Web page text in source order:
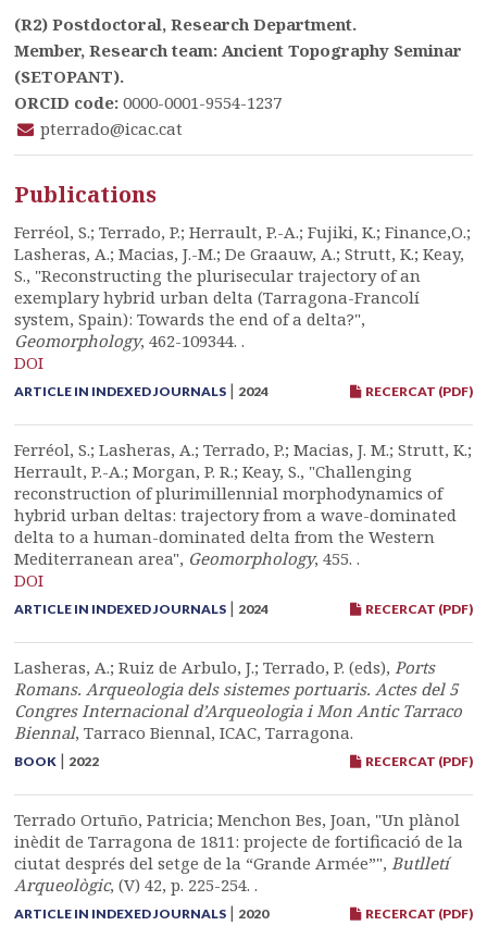
(R2) Postdoctoral, Research Department.
Member, Research team: Ancient Topography Seminar
(SETOPANT).
ORCID code: 0000-0001-9554-1237
pterrado@icac.cat
Publications
Ferréol, S.; Terrado, P.; Herrault, P.-A.; Fujiki, K.; Finance,O.;
Lasheras, A.; Macias, J.-M.; De Graauw, A.; Strutt, K.; Keay,
S., "Reconstructing the plurisecular trajectory of an
exemplary hybrid urban delta (Tarragona-Francolí
system, Spain): Towards the end of a delta?",
Geomorphology, 462-109344. .
DOI
RECERCAT (PDF)
ARTICLE IN INDEXED JOURNALS | 2024
Ferréol, S.; Lasheras, A.; Terrado, P.; Macias, J. M.; Strutt, K.;
Herrault, P.-A.; Morgan, P. R.; Keay, S., "Challenging
reconstruction of plurimillennial morphodynamics of
hybrid urban deltas: trajectory from a wave-dominated
delta to a human-dominated delta from the Western
Mediterranean area", Geomorphology, 455. .
DOI
RECERCAT (PDF)
ARTICLE IN INDEXED JOURNALS | 2024
Lasheras, A.; Ruiz de Arbulo, J.; Terrado, P. (eds),Ports
Romans. Arqueologia dels sistemes portuaris. Actes del 5
Congres Internacional d’Arqueologia i Mon Antic Tarraco
Biennal, Tarraco Biennal, ICAC, Tarragona.
RECERCAT (PDF)
BOOK | 2022
Terrado Ortuño, Patricia; Menchon Bes, Joan, "Un plànol
inèdit de Tarragona de 1811: projecte de fortificació de la
ciutat després del setge de la “Grande Armée”",Butlletí
Arqueològic, (V) 42, p. 225-254. .
RECERCAT (PDF)
ARTICLE IN INDEXED JOURNALS | 2020